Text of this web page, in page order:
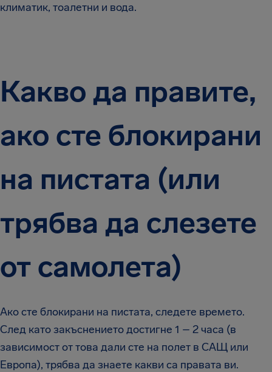
климатик, тоалетни и вода.
Какво да правите,
ако сте блокирани
на пистата (или
трябва да слезете
от самолета)
Ако сте блокирани на пистата, следете времето.
След като закъснението достигне 1 – 2 часа (в
зависимост от това дали сте на полет в САЩ или
Европа), трябва да знаете какви са правата ви.